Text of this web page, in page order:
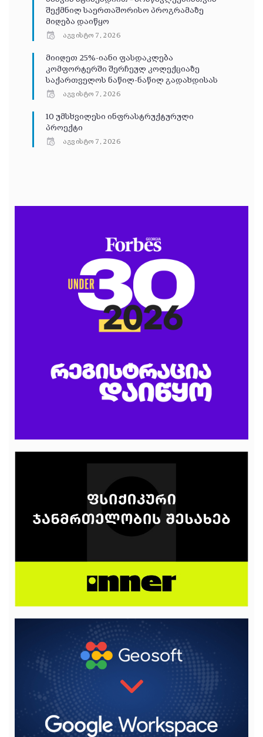
შექმნილ საერთაშორისო პროგრამაზე
მიღება დაიწყო
აგვისტო 7, 2026
მიიღეთ 25%-იანი ფასდაკლება
კომფორტერში შერჩეულ კოლექციაზე
საქართველოს ნაწილ-ნაწილ გადახდისას
აგვისტო 7, 2026
10 უმსხვილესი ინფრასტრუქტურული
პროექტი
აგვისტო 7, 2026